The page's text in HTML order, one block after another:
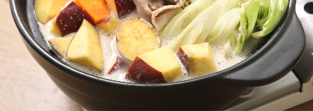
みりん風・料理酒 鍋用調味料
つゆ
ブランド・スペシャルサイト トップ
商品ブランドサイト
Fibee（ファイビー）
くらしプラ酢
企業情報
国内事業概要